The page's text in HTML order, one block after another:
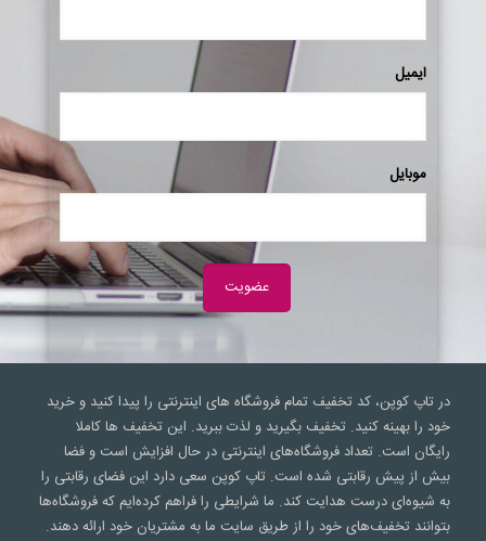
ایمیل
موبایل
در تاپ کوپن، کد تخفیف تمام فروشگاه های اینترنتی را پیدا کنید و خرید
خود را بهینه کنید. تخفیف بگیرید و لذت ببرید. این تخفیف ها کاملا
رایگان است. تعداد فروشگاه‌های اینترنتی در حال افزایش است و فضا
بیش از پیش رقابتی شده است. تاپ کوپن سعی‌ دارد این فضای رقابتی را
به شیوه‌ای درست هدایت کند. ما شرایطی را فراهم کرده‌ایم که فروشگاه‌ها
بتوانند تخفیف‌های خود را از طریق سایت ما به مشتریان خود ارائه دهند.